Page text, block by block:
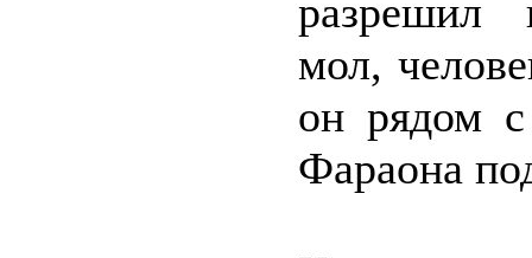
разрешил
мол,
он рядом
Фараона